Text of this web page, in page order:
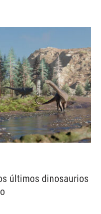
últimos dinosaurios